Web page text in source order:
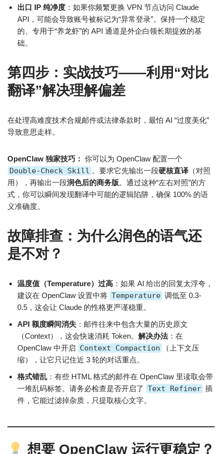
出口 IP 纯净度 ：如果你频繁更换 VPN 节点访问 Claude
API，可能会导致账号被标记为“异常登录”。保持一个稳定
的、专用于“养龙虾”的 API 通道是外企白领长期提效的基
础。
第四步：实战技巧——利用“对比
翻译”解决理解偏差
在处理高难度技术合规邮件或法律条款时，最怕 AI “过度美化”
导致意思走样。
OpenClaw 独家技巧： 你可以为 OpenClaw 配置一个
Double-Check Skill 。要求它先输出一段硬核直译 （对照
用），再输出一段润色后的商务版。通过这种“左右对照”的方
式，你可以瞬间发现翻译中可能的逻辑陷阱，确保 100% 的语
义准确度。
故障排查：为什么润色的语气还
是不对？
温度值（Temperature）过高 ：如果 AI 给出的回复太浮夸，
建议在 OpenClaw 设置中将 Temperature 调低至 0.3-
0.5，这会让 Claude 的性格更严谨稳重。
API 额度瞬间消失 ：邮件往来中包含大量的历史原文
（Context），这会快速消耗 Token。 解决办法：在
OpenClaw 中开启 Context Compaction
（上下文压
缩），让它只记住近 3 轮的对话重点。
格式错乱 ：有些 HTML 格式的邮件在 OpenClaw 里读取会带
一堆乱码标签。请务必检查是否开启了 Text Refiner 插
件，它能过滤掉杂质，只提取核心文字。
想要 OpenClaw 运行更稳定？